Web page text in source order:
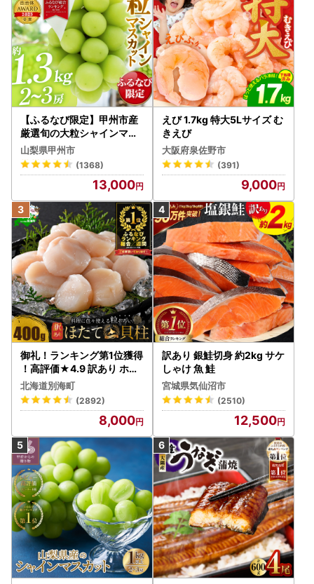
【ふるなび限定】甲州市産
厳選旬の大粒シャインマス
カット 約1.3kg 2～3房【2
026年発送】（MG）B12-
472 FN-Limited-VO シャ
インマスカット フルーツ
山梨県甲州市
(1368)
13,000
えび 1.7kg 特大5Lサイズ む
きえび
大阪府泉佐野市
(391)
9,000
御礼！ランキング第1位獲得
！高評価★4.9 訳あり ホタ
テ 400g（ほたて 帆立 貝柱
冷凍 ）
北海道別海町
(2892)
8,000
訳あり 銀鮭切身 約2kg サケ
しゃけ 魚 鮭
宮城県気仙沼市
(2510)
12,500